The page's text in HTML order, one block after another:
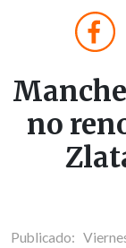
no
Publicado: